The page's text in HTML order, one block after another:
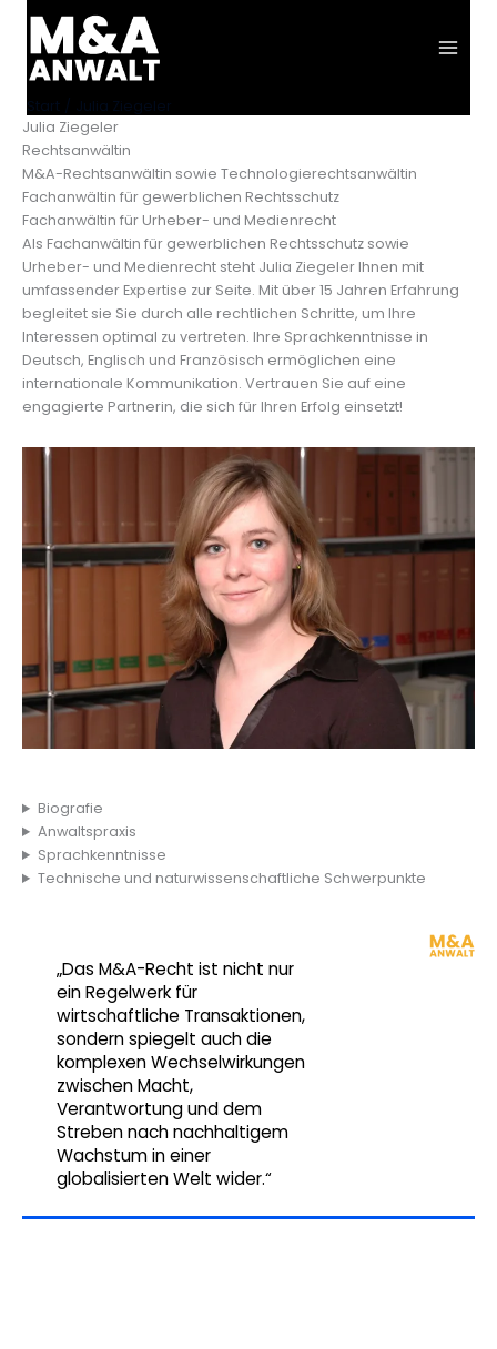
springen
Start
Julia Ziegeler
Julia Ziegeler
Rechtsanwältin
M&A-Rechtsanwältin sowie Technologierechtsanwältin
Fachanwältin für gewerblichen Rechtsschutz
Fachanwältin für Urheber- und Medienrecht
Als Fachanwältin für gewerblichen Rechtsschutz sowie
Urheber- und Medienrecht steht Julia Ziegeler Ihnen mit
umfassender Expertise zur Seite. Mit über 15 Jahren Erfahrung
begleitet sie Sie durch alle rechtlichen Schritte, um Ihre
Interessen optimal zu vertreten. Ihre Sprachkenntnisse in
Deutsch, Englisch und Französisch ermöglichen eine
internationale Kommunikation. Vertrauen Sie auf eine
engagierte Partnerin, die sich für Ihren Erfolg einsetzt!
Biografie
Anwaltspraxis
Sprachkenntnisse
Technische und naturwissenschaftliche Schwerpunkte
„Das M&A-Recht ist nicht nur
ein Regelwerk für
wirtschaftliche Transaktionen,
sondern spiegelt auch die
komplexen Wechselwirkungen
zwischen Macht,
Verantwortung und dem
Streben nach nachhaltigem
Wachstum in einer
globalisierten Welt wider.“